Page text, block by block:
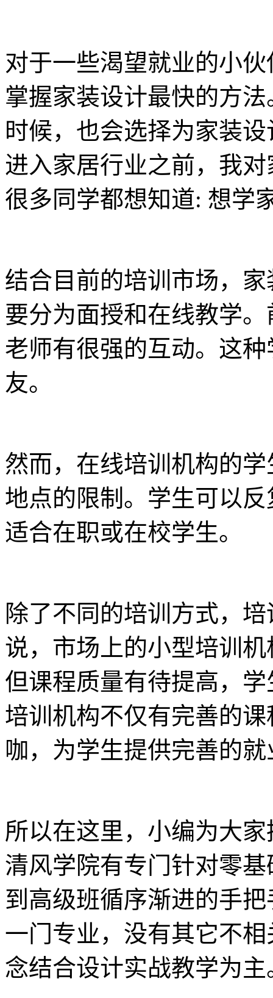
对于一些渴望就业的小
掌握家装设计最快的方
时候，也会选择为家装
进入家居行业之前，我
很多同学都想知道: 想学
结合目前的培训市场，
要分为面授和在线教学
老师有很强的互动。这
友。
然而，在线培训机构的
地点的限制。学生可以
适合在职或在校学生。
除了不同的培训方式，
说，市场上的小型培训
但课程质量有待提高，
培训机构不仅有完善的
咖，为学生提供完善的
所以在这里，小编为大
清风学院有专门针对零
到高级班循序渐进的手
一门专业，没有其它不
念结合设计实战教学为主